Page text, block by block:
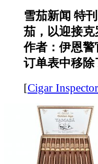
雪茄新闻 特
茄，以迎接克
作者：伊恩警
订单表中移
[Cigar Inspector